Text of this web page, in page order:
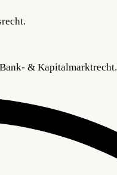
& Kapitalmarktrecht.